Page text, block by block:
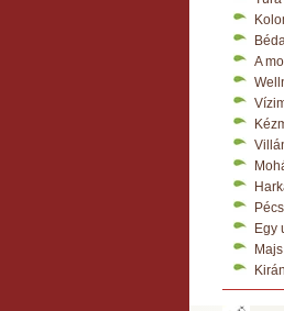
A
Egy